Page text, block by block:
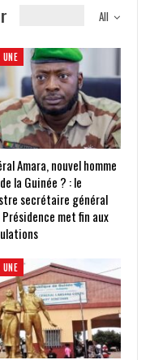
All
Amara, nouvel homme
la Guinée ? : le
secrétaire général
Présidence met fin aux